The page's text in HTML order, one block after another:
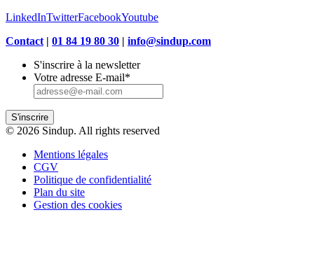
LinkedInTwitterFacebookYoutube
Contact | 01 84 19 80 30 | info@sindup.com
S'inscrire à la newsletter
Votre adresse E-mail*
S'inscrire
© 2026 Sindup. All rights reserved
Mentions légales
CGV
Politique de confidentialité
Plan du site
Gestion des cookies